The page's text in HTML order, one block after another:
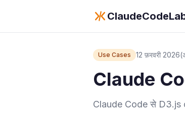
Use Cases 12 फ़रवरी 2026
Claude
Claude Code से D3.js